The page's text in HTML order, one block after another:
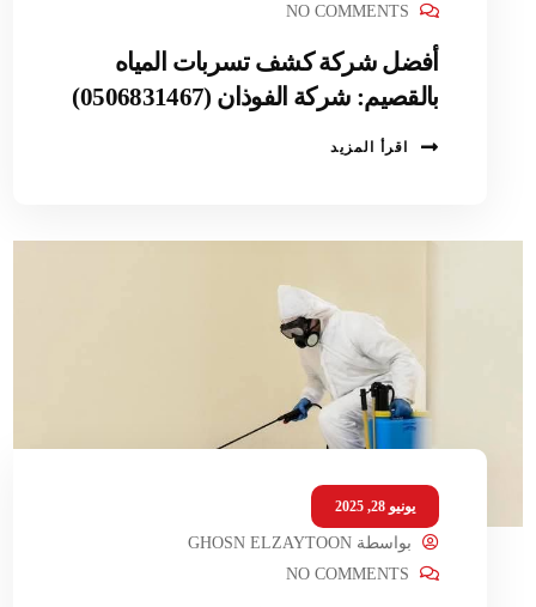
NO COMMENTS
أفضل شركة كشف تسربات المياه
بالقصيم: شركة الفوذان (0506831467)
اقرأ المزيد
يونيو 28, 2025
بواسطةGHOSN ELZAYTOON
NO COMMENTS